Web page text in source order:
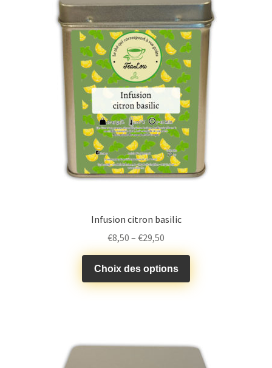
Infusion citron basilic
€8,50 – €29,50
Choix des options